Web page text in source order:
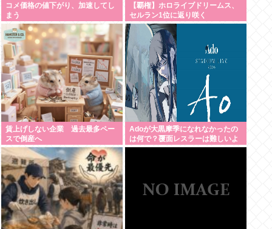
コメ価格の値下がり、加速してし
まう
【覇権】ホロライブドリームス、
セルラン1位に返り咲く
WIWIWIWIWIWIWIWIWIWIWIWIWI
WIWIWIWIWI
賃上げしない企業 過去最多ペー
スで倒産へ
Adoが大黒摩季になれなかったの
は何で？覆面レスラーは難しいよ
ね